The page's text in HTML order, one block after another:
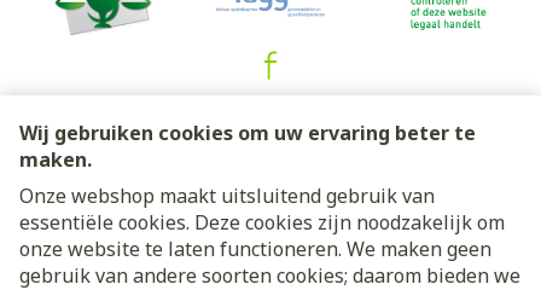
Wij gebruiken cookies om uw ervaring beter te
maken.
Onze webshop maakt uitsluitend gebruik van
essentiële cookies. Deze cookies zijn noodzakelijk om
onze website te laten functioneren. We maken geen
gebruik van andere soorten cookies; daarom bieden we
Juridische links